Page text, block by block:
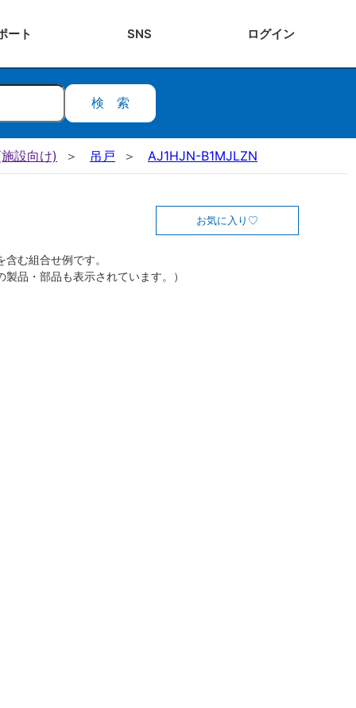
ート SNS ログイン
検索
設向け) 吊戸 AJ1HJN-B1MJLZN
お気に入り
む組合せ例です。
製品・部品も表示されています。）